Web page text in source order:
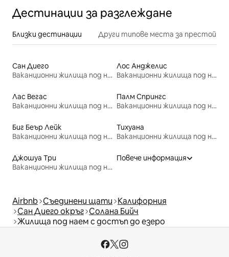
Дестинации за разглеждане
Близки дестинации Други типове места за престой
Сан Диего
Ваканционни жилища под наем
Лос Анджелис
Ваканционни жилища под наем
Лас Вегас
Ваканционни жилища под наем
Палм Спрингс
Ваканционни жилища под наем
Биг Беър Лейк
Ваканционни жилища под наем
Тихуана
Ваканционни жилища под наем
Джошуа Три
Ваканционни жилища под наем
Повече информация
Airbnb Съединени щати Калифорния
Сан Диего окръг Солана Бийч
Жилища под наем с достъп до езеро